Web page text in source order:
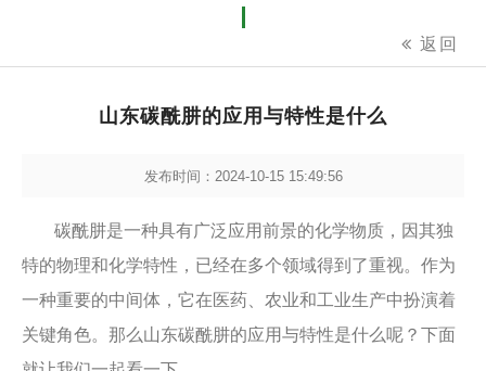
返回
山东碳酰肼的应用与特性是什么
发布时间：2024-10-15 15:49:56
碳酰肼是一种具有广泛应用前景的化学物质，因其独
特的物理和化学特性，已经在多个领域得到了重视。作为
一种重要的中间体，它在医药、农业和工业生产中扮演着
关键角色。那么山东碳酰肼的应用与特性是什么呢？下面